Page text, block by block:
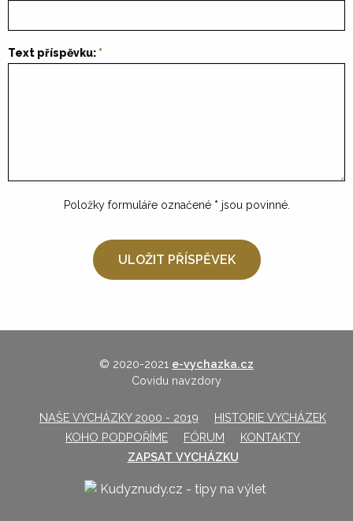
Text příspěvku:
Položky formuláře označené * jsou povinné.
© 2020-2021 e-vychazka.cz
Covidu navzdory
NAŠE VYCHÁZKY 2000 - 2019
HISTORIE VYCHÁZEK
KOHO PODPOŘÍME
FÓRUM
KONTAKTY
ZAPSAT VYCHÁZKU